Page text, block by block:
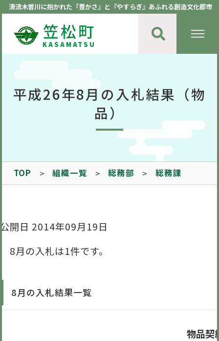
清流木曽川に抱かれた『豊かさ』と『やすらぎ』あふれる創造文化都市
笠松町
KASAMATSU
平成26年8月の入札結果（物
品）
TOP 組織一覧 総務部 総務課
公開日 2014年09月19日
8月の入札は1件です。
8月の入札結果一覧
物品契